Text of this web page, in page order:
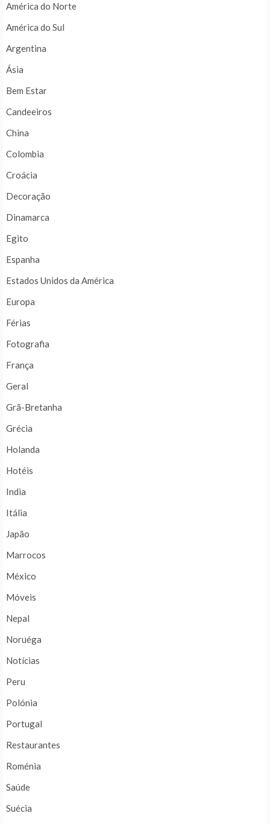
América do Norte
América do Sul
Argentina
Ásia
Bem Estar
Candeeiros
China
Colombia
Croácia
Decoração
Dinamarca
Egito
Espanha
Estados Unidos da América
Europa
Férias
Fotografia
França
Geral
Grã-Bretanha
Grécia
Holanda
Hotéis
India
Itália
Japão
Marrocos
México
Móveis
Nepal
Noruéga
Notícias
Peru
Polónia
Portugal
Restaurantes
Roménia
Saúde
Suécia